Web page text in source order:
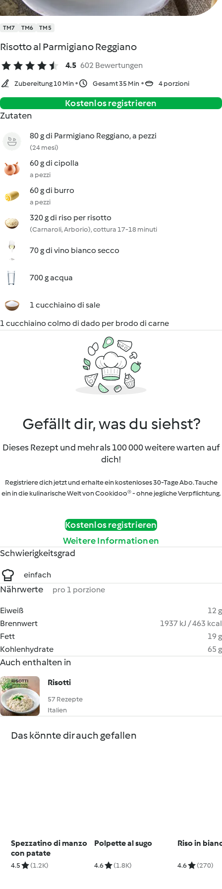
TM7 TM6 TM5
Risotto al Parmigiano Reggiano
4.5 602 Bewertungen
Zubereitung 10 Min Gesamt 35 Min 4 porzioni
Kostenlos registrieren
Zutaten
80 g di Parmigiano Reggiano, a pezzi
(24 mesi)
60 g di cipolla
a pezzi
60 g di burro
a pezzi
320 g di riso per risotto
(Carnaroli, Arborio), cottura 17-18 minuti
70 g di vino bianco secco
700 g acqua
1 cucchiaino di sale
1 cucchiaino colmo di dado per brodo di carne
Gefällt dir, was du siehst?
Dieses Rezept und mehr als 100 000 weitere warten auf
dich!
Registriere dich jetzt und erhalte ein kostenloses 30-Tage Abo. Tauche
ein in die kulinarische Welt von Cookidoo® - ohne jegliche Verpflichtung.
Kostenlos registrieren
Weitere Informationen
Schwierigkeitsgrad
einfach
Nährwerte pro 1 porzione
Eiweiß
12 g
Brennwert
1937 kJ / 463 kcal
Fett
19 g
Kohlenhydrate
65 g
Auch enthalten in
Risotti
57 Rezepte
Italien
Das könnte dir auch gefallen
Spezzatino di manzo
con patate
4.5 (1.2K)
Polpette al sugo
4.6 (1.8K)
Riso in
4.6 (270)